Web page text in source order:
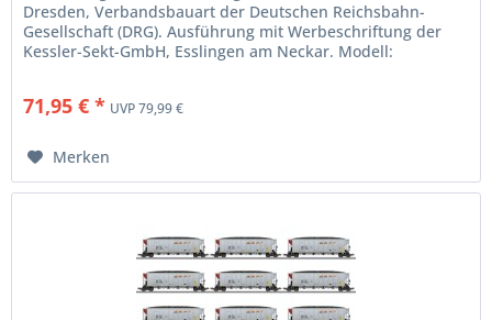
Dresden, Verbandsbauart der Deutschen Reichsbahn-
Gesellschaft (DRG). Ausführung mit Werbeschriftung der
Kessler-Sekt-GmbH, Esslingen am Neckar. Modell:
71,95 € * UVP 79,99 €
Merken